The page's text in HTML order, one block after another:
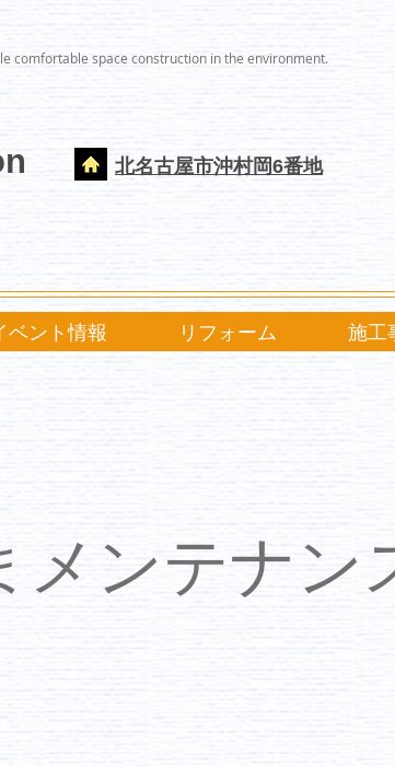
comfortable space construction in the environment.
北名古屋市沖村岡6番地
ベント情報 リフォーム 施工
メンテナン